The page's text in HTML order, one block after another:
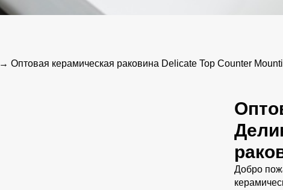
→ Оптовая керамическая раковина Delicate Top Counter
Добро